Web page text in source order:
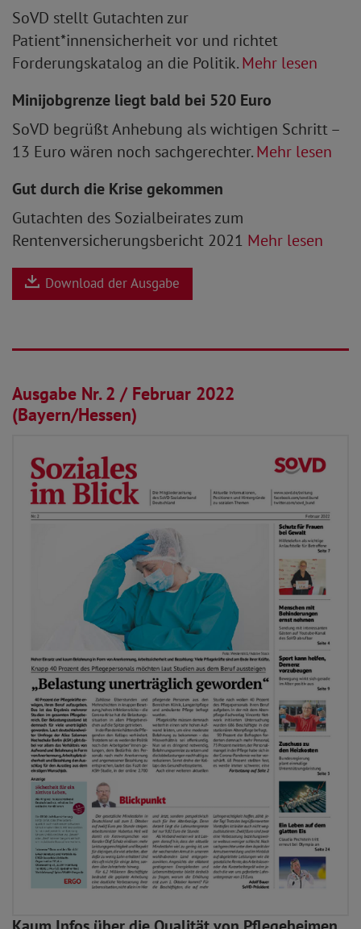
SoVD stellt Gutachten zur
Patient*innensicherheit vor und richtet
Forderungskatalog an die Politik.Mehr lesen
Minijobgrenze liegt bald bei 520 Euro
SoVD begrüßt Anhebung als wichtigen Schritt –
13 Euro wären noch sachgerechter.Mehr lesen
Gut durch die Krise gekommen
Gutachten des Sozialbeirates zum
Rentenversicherungsbericht 2021 Mehr lesen
Download der Ausgabe
01.02.2022
Ausgabe Nr. 2 / Februar 2022
(Bayern/Hessen)